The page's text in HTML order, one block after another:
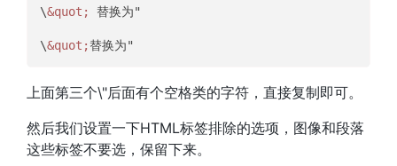
\&quot; 替换为"
\&quot;
上面第三个\"后面有个空格类的字符，直接复制即可。
然后我们设置一下HTML标签排除的选项，图像和段落
这些标签不要选，保留下来。